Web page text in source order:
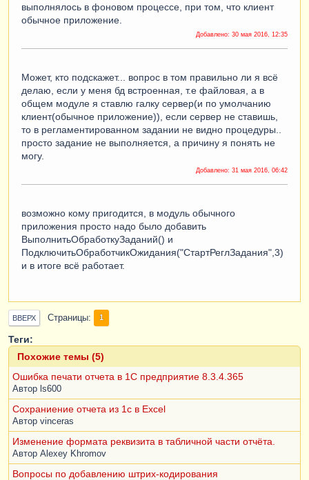
выполнялось в фоновом процессе, при том, что клиент
обычное приложение.
Добавлено: 30 мая 2016, 12:35
Может, кто подскажет... вопрос в том правильно ли я всё
делаю, если у меня бд встроенная, т.е файловая, а в
общем модуле я ставлю галку сервер(и по умолчанию
клиент(обычное приложение)), если сервер не ставишь,
то в регламентированном задании не видно процедуры..
просто задание не выполняется, а причину я понять не
могу.
Добавлено: 31 мая 2016, 06:42
возможно кому пригодится, в модуль обычного
приложения просто надо было добавить
ВыполнитьОбработкуЗаданий() и
ПодключитьОбработчикОжидания("СтартРеглЗадания",3)
и в итоге всё работает.
ВВЕРХ Страницы 1
Теги:
Похожие темы (5)
Ошибка печати отчета в 1С предприятие 8.3.4.365
Автор ls600
Сохраниение отчета из 1с в Excel
Автор vinceras
Изменение формата реквизита в табличной части отчёта.
Автор Alexey Khromov
Вопросы по добавлению штрих-кодирования